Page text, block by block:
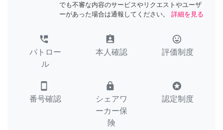
でも不審な内容のサービスやリクエストやユーザ
ーがあった場合は通報してください。
詳細を見る
perm_phone_msg
パトロー
ル
assignment_ind
本人確認
tag_faces
評価制度
smartphone
番号確認
lock
シェアワ
ーカー保
険
stars
認定制度